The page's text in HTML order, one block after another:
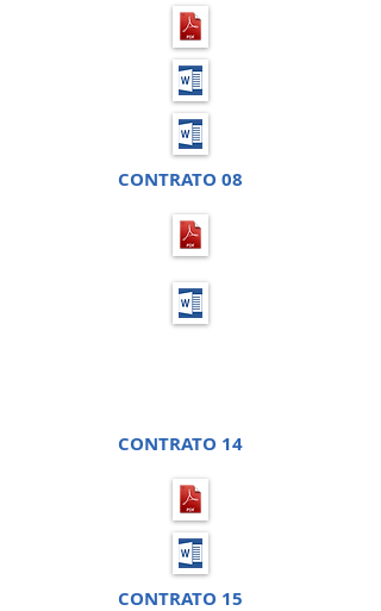
CONTRATO 08
CONTRATO 14
CONTRATO 15